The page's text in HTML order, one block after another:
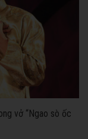
vở “Ngao sò ốc